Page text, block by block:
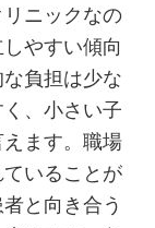
ニックなの
やすい傾向
負担は少な
、小さい子
ます。職場
いることが
と向き合う